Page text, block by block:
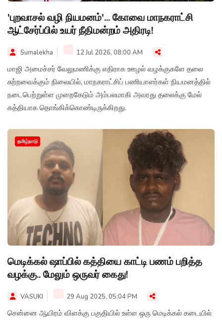
'புறவாசல் வழி நியமனம்'... கோவை மாநகராட்சி
ஆட்சேர்ப்பில் உயர் நீதிமன்றம் அதிரடி!
Sumalekha 12 Jul 2026, 08:00 AM
மாஜி அமைச்சர் வேலுமணிக்கு எதிராக ஊழல் வழக்குகளே தலை
சுற்றவைக்கும் நிலையில், மாநகராட்சிப் பணியாளர்கள் நியமனத்தில்
நடைபெற்றுள்ள முறைகேடும் அம்பலமாகி அவரது தலைக்கு மேல்
கத்தியாக தொங்கிக்கொண்டிருக்கிறது.
தமிழ்நாடு
மெடிக்கல் ஷாப்பில் கத்தியை காட்டி பணம் பறித்த
வழக்கு.. மேலும் ஒருவர் கைது!
VASUKI 29 Aug 2025, 05:04 PM
சென்னை ஆயிரம் விளக்கு பகுதியில் உள்ள ஒரு மெடிக்கல் கடையில்